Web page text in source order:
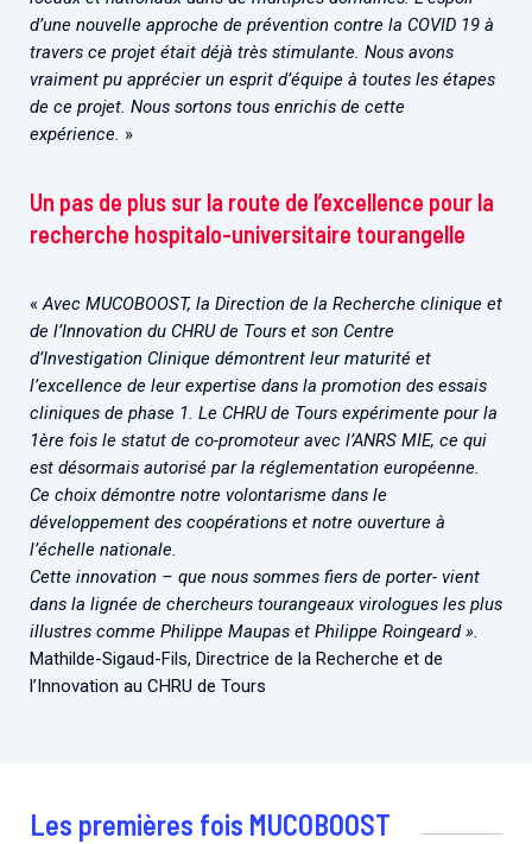
d’une nouvelle approche de prévention contre la COVID 19 à
travers ce projet était déjà très stimulante. Nous avons
vraiment pu apprécier un esprit d’équipe à toutes les étapes
de ce projet. Nous sortons tous enrichis de cette
expérience. »
Un pas de plus sur la route de l’excellence pour la
recherche hospitalo-universitaire tourangelle
« Avec MUCOBOOST, la Direction de la Recherche clinique et
de l’Innovation du CHRU de Tours et son Centre
d’Investigation Clinique démontrent leur maturité et
l’excellence de leur expertise dans la promotion des essais
cliniques de phase 1. Le CHRU de Tours expérimente pour la
1ère fois le statut de co-promoteur avec l’ANRS MIE, ce qui
est désormais autorisé par la réglementation européenne.
Ce choix démontre notre volontarisme dans le
développement des coopérations et notre ouverture à
l’échelle nationale.
Cette innovation – que nous sommes fiers de porter- vient
dans la lignée de chercheurs tourangeaux virologues les plus
illustres comme Philippe Maupas et Philippe Roingeard ».
Mathilde-Sigaud-Fils, Directrice de la Recherche et de
l’Innovation au CHRU de Tours
Les premières fois MUCOBOOST